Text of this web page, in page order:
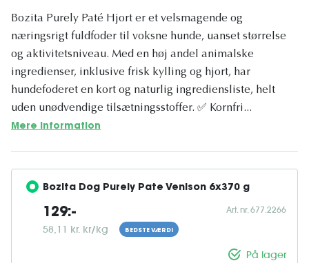
Bozita Purely Paté Hjort er et velsmagende og
næringsrigt fuldfoder til voksne hunde, uanset størrelse
og aktivitetsniveau. Med en høj andel animalske
ingredienser, inklusive frisk kylling og hjort, har
hundefoderet en kort og naturlig ingrediensliste, helt
uden unødvendige tilsætningsstoffer. ✅ Kornfri...
Mere information
Bozita Dog Purely Pate Venison 6x370 g
129:-
58,11 kr. kr/kg BEDSTE VÆRDI
Art. nr. 677.2266
På lager